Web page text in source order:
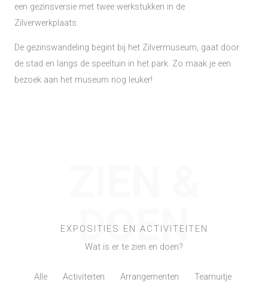
een gezinsversie met twee werkstukken in de
Zilverwerkplaats.
De gezinswandeling begint bij het Zilvermuseum, gaat door
de stad en langs de speeltuin in het park. Zo maak je een
bezoek aan het museum nog leuker!
DOEN
EXPOSITIES EN ACTIVITEITEN
Wat is er te zien en doen?
Alle Activiteiten Arrangementen Teamuitje